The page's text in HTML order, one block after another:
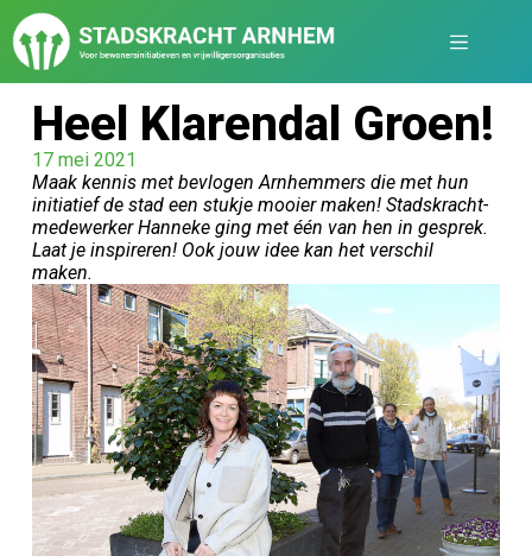
Heel Klarendal Groen!
17 mei 2021
Maak kennis met bevlogen Arnhemmers die met hun
initiatief de stad een stukje mooier maken! Stadskracht-
medewerker Hanneke ging met één van hen in gesprek.
Laat je inspireren! Ook jouw idee kan het verschil
maken.